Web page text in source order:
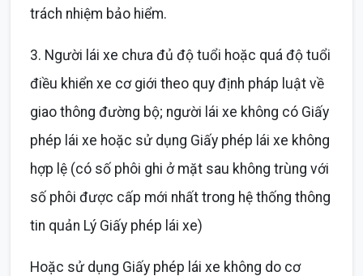
trách nhiệm bảo hiểm.
3. Người lái xe chưa đủ độ tuổi hoặc quá độ tuổi
điều khiển xe cơ giới theo quy định pháp luật về
giao thông đường bộ; người lái xe không có Giấy
phép lái xe hoặc sử dụng Giấy phép lái xe không
hợp lệ (có số phôi ghi ở mặt sau không trùng với
số phôi được cấp mới nhất trong hệ thống thông
tin quản Lý Giấy phép lái xe)
Hoặc sử dụng Giấy phép lái xe không do cơ